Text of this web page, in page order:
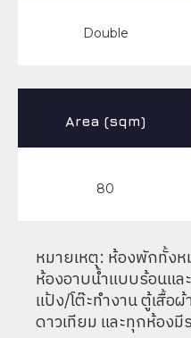
Double
Area (sqm)
80
หมายเหตุ: ห้องพักทั้งห
ห้องอาบน้ำแบบร้อนแล
แป้ง/โต๊ะทำงาน ตู้เสื้อ
ดาวเทียม และทุกห้องมี